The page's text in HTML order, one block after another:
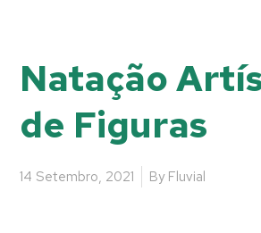
Natação
de Figuras
14 Setembro, 2021 By Fluvial